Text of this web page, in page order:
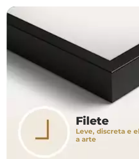
Filete
Leve, discreta e
a arte